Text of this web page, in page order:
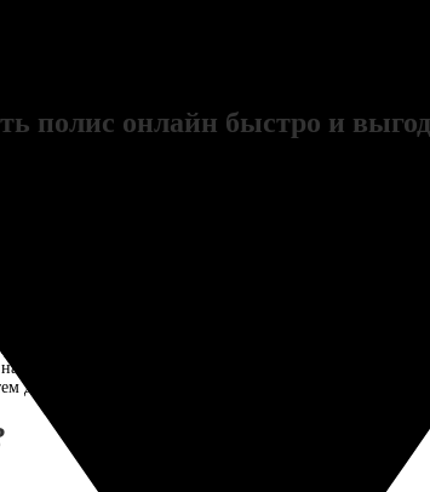
Это уверенность на дороге. Прозрачные
приоритет. Выбирайте ВСК — выбирайте
полис онлайн быстро и
Если вы ищете надежную страховую компанию
в России. Она предлагает:
дешевле страховка.